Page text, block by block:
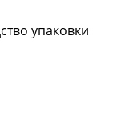
упаковки